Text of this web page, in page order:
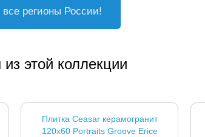
регионы России!
этой коллекции
Плитка Ceasar керамогранит
120x60 Portraits Groove Erice